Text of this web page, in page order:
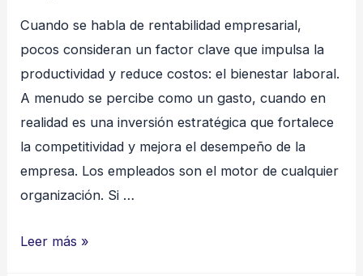
Cuando se habla de rentabilidad empresarial,
pocos consideran un factor clave que impulsa la
productividad y reduce costos: el bienestar laboral.
A menudo se percibe como un gasto, cuando en
realidad es una inversión estratégica que fortalece
la competitividad y mejora el desempeño de la
empresa. Los empleados son el motor de cualquier
organización. Si …
Bienestar
Leer más »